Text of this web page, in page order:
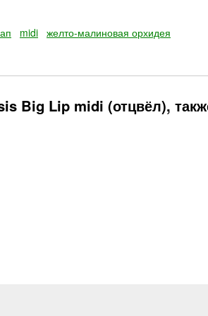
midi желто-малиновая орхидея
Big Lip midi (отцвёл),